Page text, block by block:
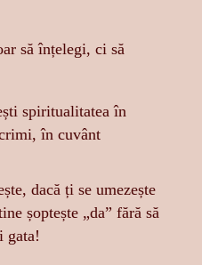
să înțelegi, ci să
spiritualitatea în
în cuvânt
dacă ți se umezește
șoptește „da” fără să
gata!